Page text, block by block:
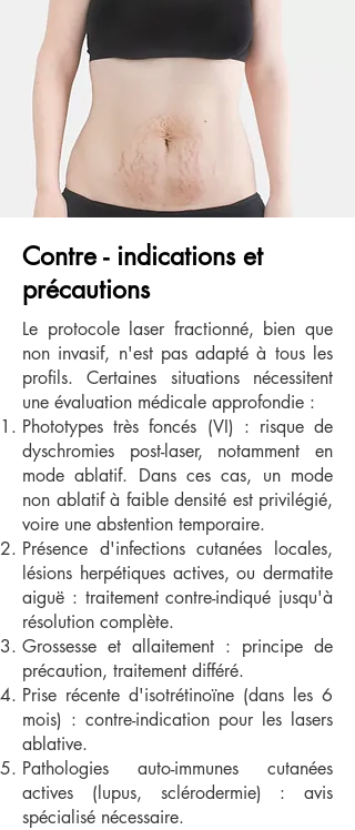
Contre - indications et
précautions
Le protocole laser fractionné, bien que
non invasif, n'est pas adapté à tous les
profils. Certaines situations nécessitent
une évaluation médicale approfondie :
Phototypes très foncés (VI) : risque de
dyschromies post-laser, notamment en
mode ablatif. Dans ces cas, un mode
non ablatif à faible densité est privilégié,
voire une abstention temporaire.
Présence d'infections cutanées locales,
lésions herpétiques actives, ou dermatite
aiguë : traitement contre-indiqué jusqu'à
résolution complète.
Grossesse et allaitement : principe de
précaution, traitement différé.
Prise récente d'isotrétinoïne (dans les 6
mois) : contre-indication pour les lasers
ablative.
Pathologies auto-immunes cutanées
actives (lupus, sclérodermie) : avis
spécialisé nécessaire.